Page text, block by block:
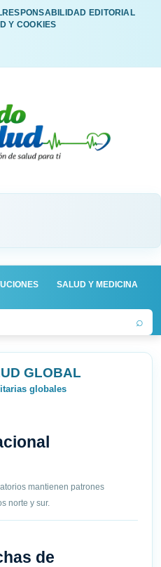
RESPONSABILIDAD EDITORIAL
Y COOKIES
SALUD Y MEDICINA
⌕
GLOBAL
globales
mantienen patrones
norte y sur.
de